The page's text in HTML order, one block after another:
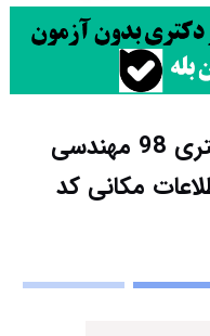
دانلود سوالات آزمون دکتری 98 مهندسی
مکانی کد